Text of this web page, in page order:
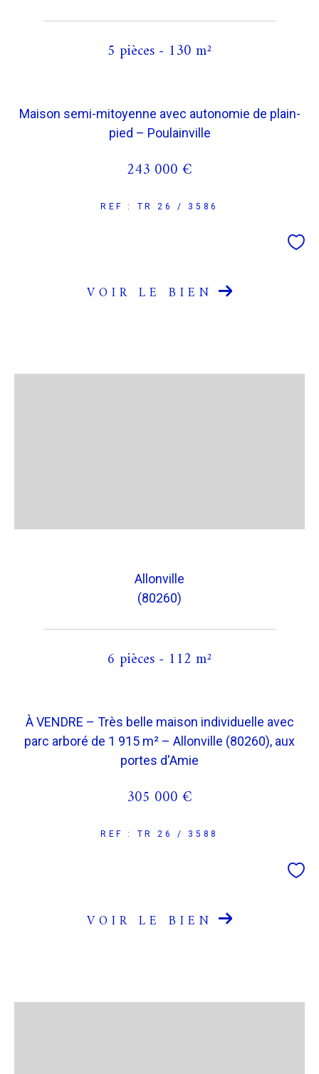
5 pièces - 130 m²
Maison semi-mitoyenne avec autonomie de plain-
pied – Poulainville
243 000 €
REF : TR 26 / 3586
VOIR LE BIEN
Allonville
(80260)
6 pièces - 112 m²
À VENDRE – Très belle maison individuelle avec
parc arboré de 1 915 m² – Allonville (80260), aux
portes d'Amie
305 000 €
REF : TR 26 / 3588
VOIR LE BIEN